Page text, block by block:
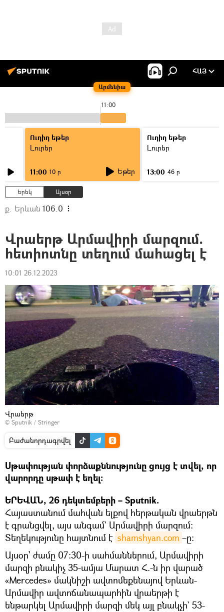
Արմենիա
ՀԱՅ
11:00
Ուղիղ եթեր
Լուրեր
11:00 10 ր Եթեր
Ուղիղ եթեր
Լուրեր
13:00 46 ր
Երեկ Այսօր
ք. Երևան 106.0
Վրաերթ Արմավիրի մարզում.
հետիոտնը տեղում մահացել է
10:01 26.12.2023
Վրաերթ
© Sputnik / Stringer
Բաժանորդագրվել
Սթափության փորձաքննությունը ցույց է տվել, որ
վարորդը սթափ է եղել։
ԵՐԵՎԱՆ, 26 դեկտեմբերի – Sputnik.
Հայաստանում մահվան ելքով հերթական վրաերթն
է գրանցվել, այս անգամ` Արմավիրի մարզում։
Տեղեկությունը հայտնում է shamshyan.com –ը։
Այսօր՝ ժամը 07:30-ի սահմաններում, Արմավիրի
մարզի բնակիչ 35-ամյա Մարատ Հ.-ն իր վարած
«Mercedes» մակնիշի ավտոմեքենայով Երևան-
Արմավիր ավտոճանապարհին վրաերթի է
ենթարկել Արմավիրի մարզի մեկ այլ բնակչի` 53-